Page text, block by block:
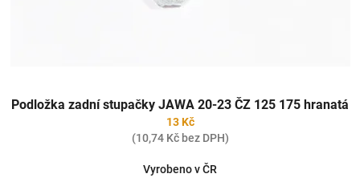
Podložka zadní stupačky JAWA 20-23 ČZ 125 175 hranatá
13 Kč
(10,74 Kč bez DPH)
Vyrobeno v ČR